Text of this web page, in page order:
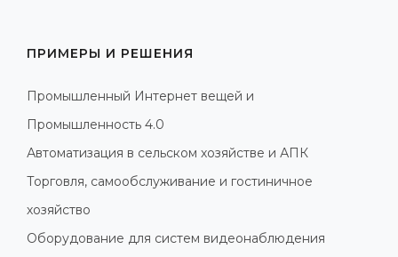
ПРИМЕРЫ И РЕШЕНИЯ
Промышленный Интернет вещей и
Промышленность 4.0
Автоматизация в сельском хозяйстве и АПК
Торговля, самообслуживание и гостиничное
хозяйство
Оборудование для систем видеонаблюдения